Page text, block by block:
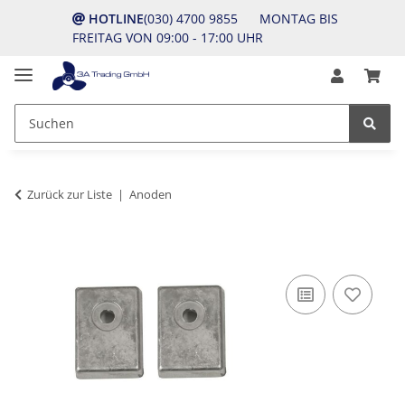
HOTLINE(030) 4700 9855 MONTAG BIS
FREITAG VON 09:00 - 17:00 UHR
Zurück zur Liste Anoden